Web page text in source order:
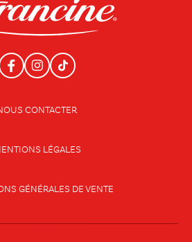
CONTACTER
LÉGALES
GÉNÉRALES DE VENTE